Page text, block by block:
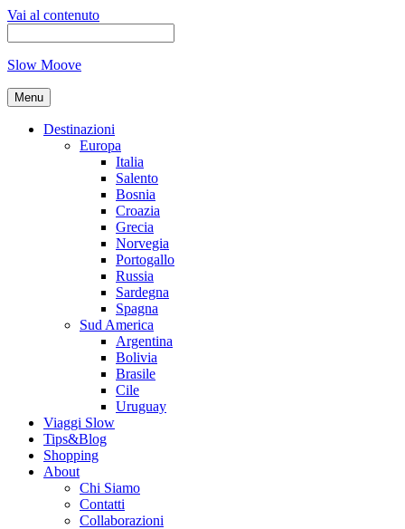
Vai al contenuto
Slow Moove
Menu
Destinazioni
Europa
Italia
Salento
Bosnia
Croazia
Grecia
Norvegia
Portogallo
Russia
Sardegna
Spagna
Sud America
Argentina
Bolivia
Brasile
Cile
Uruguay
Viaggi Slow
Tips&Blog
Shopping
About
Chi Siamo
Contatti
Collaborazioni